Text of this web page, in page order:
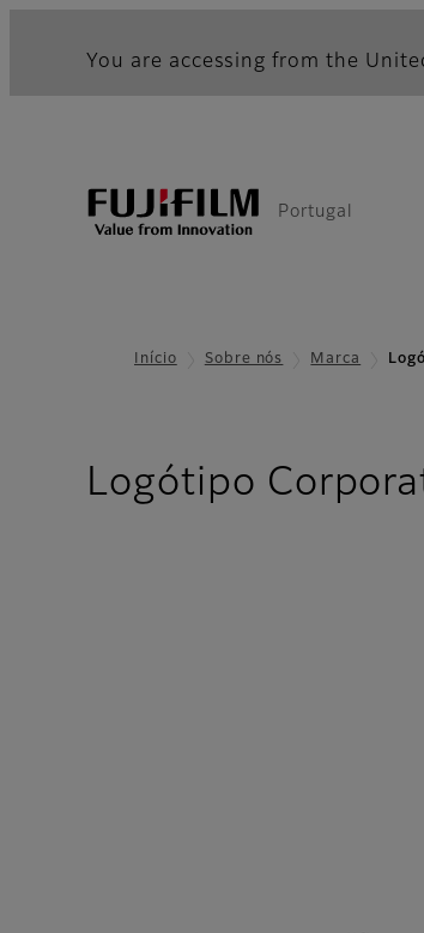
You are accessing from the
Portugal
Início Sobre nós Marca
Logótipo